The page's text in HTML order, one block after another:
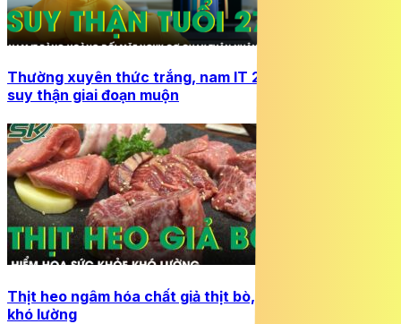
Thường xuyên thức trắng, nam IT 27 tuổi phát hiện
suy thận giai đoạn muộn
Thịt heo ngâm hóa chất giả thịt bò, hiểm họa sức khỏe
khó lường